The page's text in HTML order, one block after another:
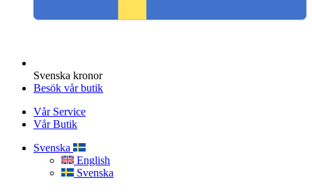
Svenska kronor
Besök vår butik
Vår Service
Vår Butik
Svenska
English
Svenska